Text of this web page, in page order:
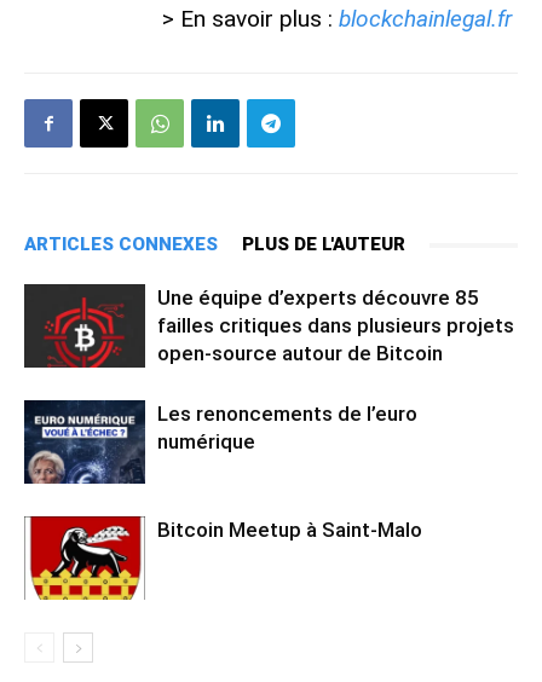
> En savoir plus : blockchainlegal.fr
ARTICLES CONNEXES PLUS DE L'AUTEUR
Une équipe d’experts découvre 85
failles critiques dans plusieurs projets
open-source autour de Bitcoin
Les renoncements de l’euro
numérique
Bitcoin Meetup à Saint-Malo